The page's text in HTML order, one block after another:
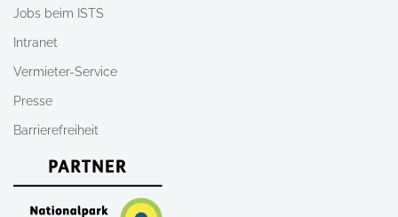
Jobs beim ISTS
Intranet
Vermieter-Service
Presse
Barrierefreiheit